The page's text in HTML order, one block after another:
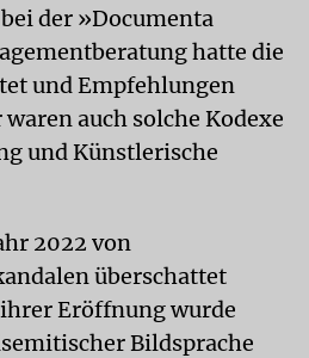
der »Documenta
hatte die
und Empfehlungen
auch solche Kodexe
und Künstlerische
2022 von
überschattet
Eröffnung wurde
Bildsprache